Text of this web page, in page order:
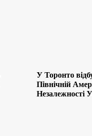
У Торонто
Північній
Незалежності